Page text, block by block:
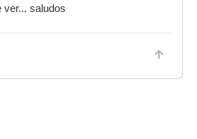
ver... saludos